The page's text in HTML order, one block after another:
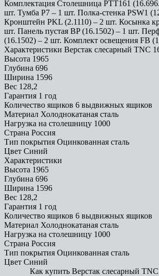
Комплектация Столешница PTT161
шт. Тумба P7 – 1 шт. Полка-стенка PSW1
Кронштейн PKL (2.1110) – 2 шт. Косынка
шт. Панель пустая BP (16.1502) – 1 шт.
(16.1502) – 2 шт. Комплект освещения FB
Характеристики Верстак слесарный TNC
Высота 1965
Глубина 696
Ширина 1596
Вес 128,2
Гарантия 1 год
Количество ящиков 6 выдвижных ящиков
Материал Холоднокатаная сталь
Нагрузка на столешницу 1000
Страна Россия
Тип покрытия Оцинкованная сталь
Цвет Синий
Характеристики
Высота 1965
Глубина 696
Ширина 1596
Вес 128,2
Гарантия 1 год
Количество ящиков 6 выдвижных ящиков
Материал Холоднокатаная сталь
Нагрузка на столешницу 1000
Страна Россия
Тип покрытия Оцинкованная сталь
Цвет Синий
Как купить Верстак слесарный